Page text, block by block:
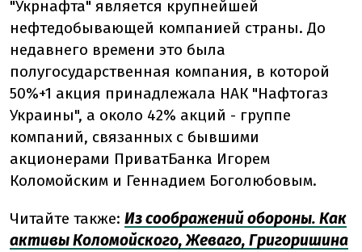
"Укрнафта" является крупнейшей
нефтедобывающей компанией страны. До
недавнего времени это была
полугосударственная компания, в которой
50%+1 акция принадлежала НАК "Нафтогаз
Украины", а около 42% акций - группе
компаний, связанных с бывшими
акционерами ПриватБанка Игорем
Коломойским и Геннадием Боголюбовым.
Читайте также: Из соображений обороны. Как
активы Коломойского, Жеваго, Григоришина